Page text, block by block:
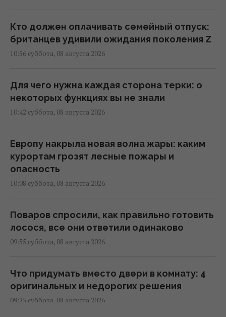
Кто должен оплачивать семейный отпуск:
британцев удивили ожидания поколения Z
10:56 суббота, 08 августа 2026
Для чего нужна каждая сторона терки: о
некоторых функциях вы не знали
10:42 суббота, 08 августа 2026
Европу накрыла новая волна жары: каким
курортам грозят лесные пожары и
опасность
10:08 суббота, 08 августа 2026
Поваров спросили, как правильно готовить
лосося, все они ответили одинаково
09:55 суббота, 08 августа 2026
Что придумать вместо двери в комнату: 4
оригинальных и недорогих решения
09:25 суббота, 08 августа 2026